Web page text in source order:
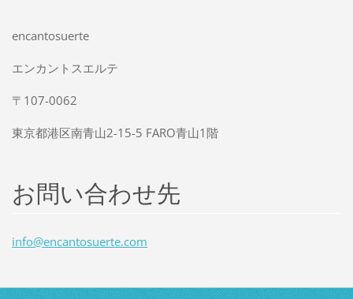
encantosuerte
エンカントスエルテ
〒107-0062
東京都港区南青山2-15-5 FARO青山1階
お問い合わせ先
info@encantosuerte.com